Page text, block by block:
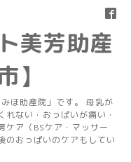
美芳助産
】
ほ助産院」です。 母乳が
ない・おっぱいが痛い・
ケア（BSケア・マッサー
のおっぱいのケアもしてい